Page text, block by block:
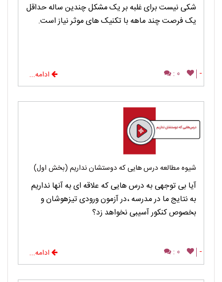
شکی نیست برای غلبه بر یک مشکل چندین ساله حداقل
یک فرصت چند ماهه با تکنیک های موثر نیاز است.
-
0 : ادامه...
شیوه مطالعه درس هایی که دوستشان نداریم (بخش اول)
آیا بی توجهی به درس هایی که علاقه ای به آنها نداریم
به نتایج ما در مدرسه ،در آزمون ورودی تیزهوشان و
بخصوص کنکور آسیبی نخواهد زد؟
-
0 : ادامه...